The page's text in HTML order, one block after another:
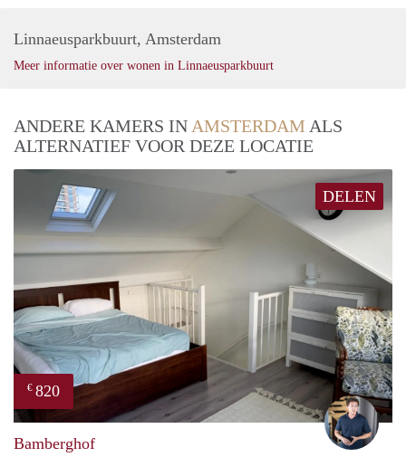
Linnaeusparkbuurt, Amsterdam
Meer informatie over wonen in Linnaeusparkbuurt
ANDERE KAMERS IN AMSTERDAM ALS
ALTERNATIEF VOOR DEZE LOCATIE
DELEN
€ 820
Nik
Bamberghof